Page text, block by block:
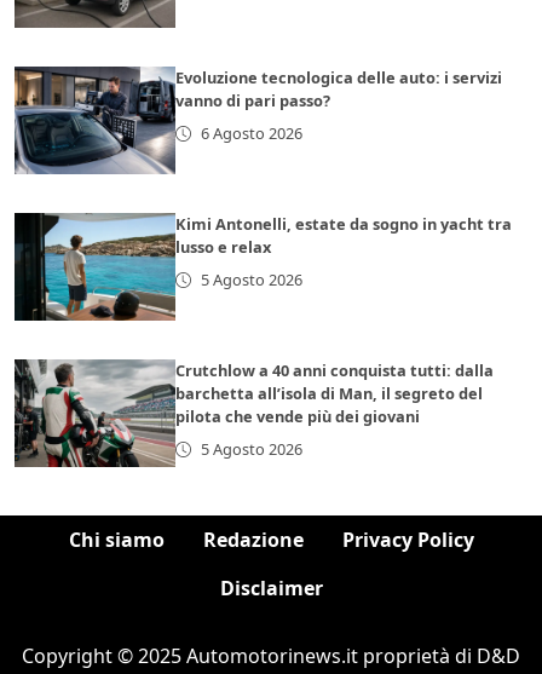
Evoluzione tecnologica delle auto: i servizi
vanno di pari passo?
6 Agosto 2026
Kimi Antonelli, estate da sogno in yacht tra
lusso e relax
5 Agosto 2026
Crutchlow a 40 anni conquista tutti: dalla
barchetta all’isola di Man, il segreto del
pilota che vende più dei giovani
5 Agosto 2026
Chi siamo Redazione
Privacy Policy
Disclaimer
Copyright © 2025 Automotorinews.it proprietà di D&D